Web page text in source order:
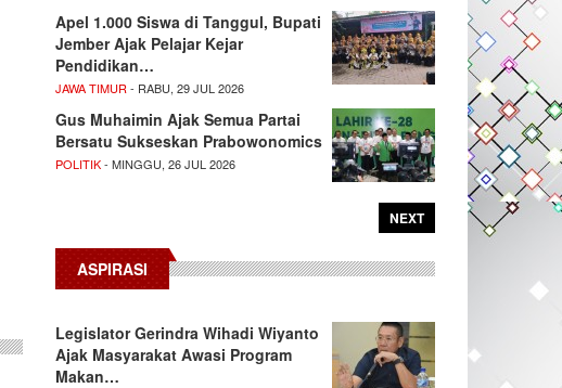
Apel 1.000 Siswa di Tanggul, Bupati
Jember Ajak Pelajar Kejar
Pendidikan…
JAWA TIMUR - RABU, 29 JUL 2026
Gus Muhaimin Ajak Semua Partai
Bersatu Sukseskan Prabowonomics
POLITIK- MINGGU, 26 JUL 2026
NEXT
ASPIRASI
Legislator Gerindra Wihadi Wiyanto
Ajak Masyarakat Awasi Program
Makan…